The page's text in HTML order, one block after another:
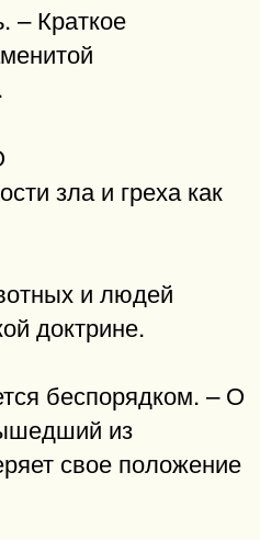
– Краткое
зла и греха как
и людей
доктрине.
беспорядком. – О
из
свое положение